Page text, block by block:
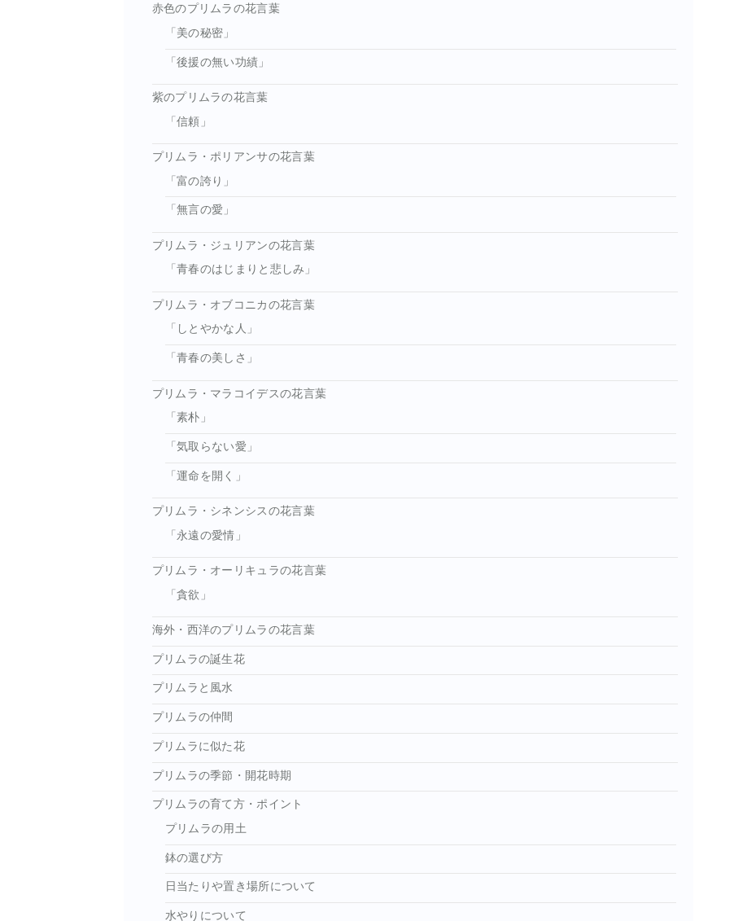
赤色のプリムラの花言葉
「美の秘密」
「後援の無い功績」
紫のプリムラの花言葉
「信頼」
プリムラ・ポリアンサの花言葉
「富の誇り」
「無言の愛」
プリムラ・ジュリアンの花言葉
「青春のはじまりと悲しみ」
プリムラ・オブコニカの花言葉
「しとやかな人」
「青春の美しさ」
プリムラ・マラコイデスの花言葉
「素朴」
「気取らない愛」
「運命を開く」
プリムラ・シネンシスの花言葉
「永遠の愛情」
プリムラ・オーリキュラの花言葉
「貪欲」
海外・西洋のプリムラの花言葉
プリムラの誕生花
プリムラと風水
プリムラの仲間
プリムラに似た花
プリムラの季節・開花時期
プリムラの育て方・ポイント
プリムラの用土
鉢の選び方
日当たりや置き場所について
水やりについて